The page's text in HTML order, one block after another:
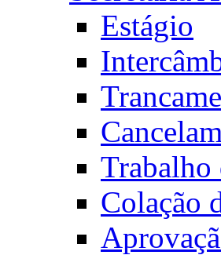
Estágio
Trabalho
Colação